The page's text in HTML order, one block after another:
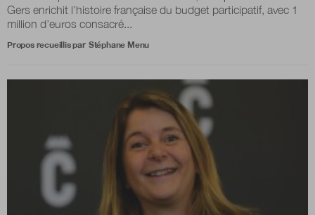
Gers enrichit l’histoire française du budget participatif, avec 1
million d’euros consacré...
Propos recueillis par Stéphane Menu